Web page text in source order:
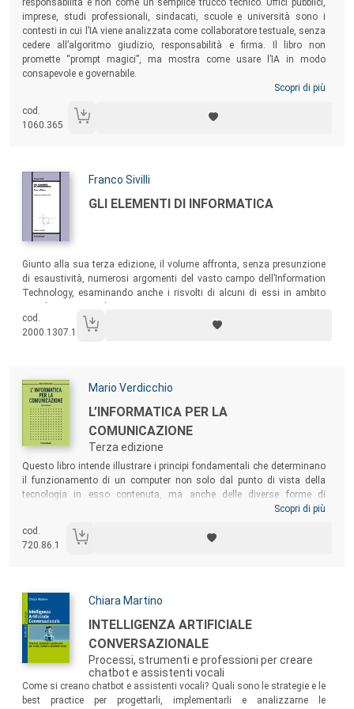
responsabilità e non come un semplice trucco tecnico. Uffici pubblici,
imprese, studi professionali, sindacati, scuole e università sono i
contesti in cui l’IA viene analizzata come collaboratore testuale, senza
cedere all’algoritmo giudizio, responsabilità e firma. Il libro non
promette “prompt magici”, ma mostra come usare l’IA in modo
consapevole e governabile.
Scopri di più
cod.
1060.365
Autori:
Franco Sivilli
Titolo:
GLI ELEMENTI DI INFORMATICA
Sommario:
Giunto alla sua terza edizione, il volume affronta, senza presunzione
di esaustività, numerosi argomenti del vasto campo dell’Information
Technology, esaminando anche i risvolti di alcuni di essi in ambito
cod.
2000.1307.1
Autori:
Mario Verdicchio
Titolo:
L’INFORMATICA PER LA
COMUNICAZIONE
Terza edizione
Sommario:
Questo libro intende illustrare i principi fondamentali che determinano
il funzionamento di un computer non solo dal punto di vista della
tecnologia in esso contenuta, ma anche delle diverse forme di
comunicazione che esso permette. In un mondo sempre più permeato
dell’elaborazione e della trasmissione di testi, immagini e suoni per
mezzo di un computer significa comprendere come funzionano i nuovi
Scopri di più
cod.
720.86.1
Autori:
Chiara Martino
Titolo:
INTELLIGENZA ARTIFICIALE
CONVERSAZIONALE
Processi, strumenti e professioni per creare
chatbot e assistenti vocali
Sommario:
Come si creano chatbot e assistenti vocali? Quali sono le strategie e le
best practice per progettarli, implementarli e analizzarne le